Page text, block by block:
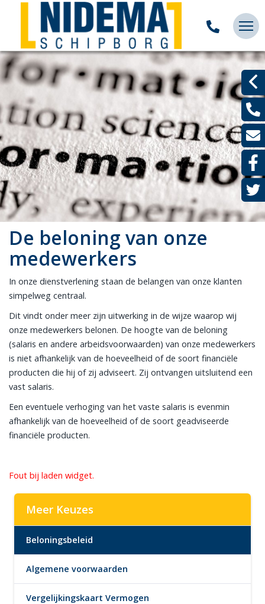
De beloning van onze
medewerkers
In onze dienstverlening staan de belangen van onze klanten
simpelweg centraal.
Dit vindt onder meer zijn uitwerking in de wijze waarop wij
onze medewerkers belonen. De hoogte van de beloning
(salaris en andere arbeidsvoorwaarden) van onze medewerkers
is niet afhankelijk van de hoeveelheid of de soort financiële
producten die hij of zij adviseert. Zij ontvangen uitsluitend een
vast salaris.
Een eventuele verhoging van het vaste salaris is evenmin
afhankelijk van de hoeveelheid of de soort geadviseerde
financiële producten.
Fout bij laden widget.
Meer Keuzes
Beloningsbeleid
Algemene voorwaarden
Vergelijkingskaart Vermogen